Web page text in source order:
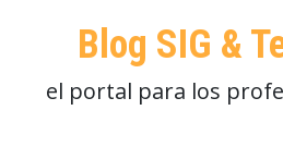
Blog SIG &
el portal para los